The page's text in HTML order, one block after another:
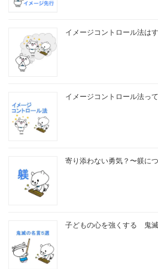
イメージコントロール法は
イメージコントロール法っ
寄り添わない勇気？〜躾に
子どもの心を強くする 鬼滅